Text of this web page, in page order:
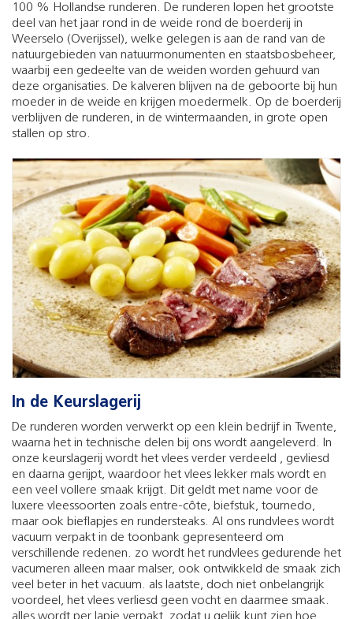
100 % Hollandse runderen. De runderen lopen het grootste
deel van het jaar rond in de weide rond de boerderij in
Weerselo (Overijssel), welke gelegen is aan de rand van de
natuurgebieden van natuurmonumenten en staatsbosbeheer,
waarbij een gedeelte van de weiden worden gehuurd van
deze organisaties. De kalveren blijven na de geboorte bij hun
moeder in de weide en krijgen moedermelk. Op de boerderij
verblijven de runderen, in de wintermaanden, in grote open
stallen op stro.
In de Keurslagerij
De runderen worden verwerkt op een klein bedrijf in Twente,
waarna het in technische delen bij ons wordt aangeleverd. In
onze keurslagerij wordt het vlees verder verdeeld , gevliesd
en daarna gerijpt, waardoor het vlees lekker mals wordt en
een veel vollere smaak krijgt. Dit geldt met name voor de
luxere vleessoorten zoals entre-côte, biefstuk, tournedo,
maar ook bieflapjes en rundersteaks. Al ons rundvlees wordt
vacuum verpakt in de toonbank gepresenteerd om
verschillende redenen. zo wordt het rundvlees gedurende het
vacumeren alleen maar malser, ook ontwikkeld de smaak zich
veel beter in het vacuum. als laatste, doch niet onbelangrijk
voordeel, het vlees verliesd geen vocht en daarmee smaak.
alles wordt per lapje verpakt, zodat u gelijk kunt zien hoe